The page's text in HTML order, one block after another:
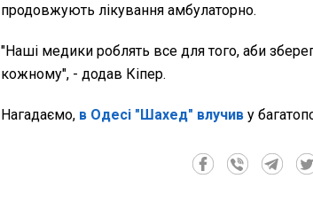
продовжують лікування амбулаторно.
"Наші медики роблять все для того, аби
кожному", - додав Кіпер.
Нагадаємо, в Одесі "Шахед" влучив у